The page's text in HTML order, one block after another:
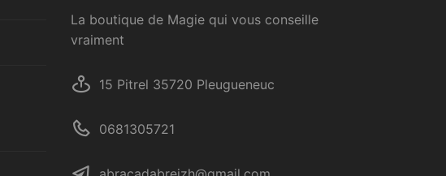
La boutique de Magie qui vous conseille
vraiment
15 Pitrel 35720 Pleugueneuc
0681305721